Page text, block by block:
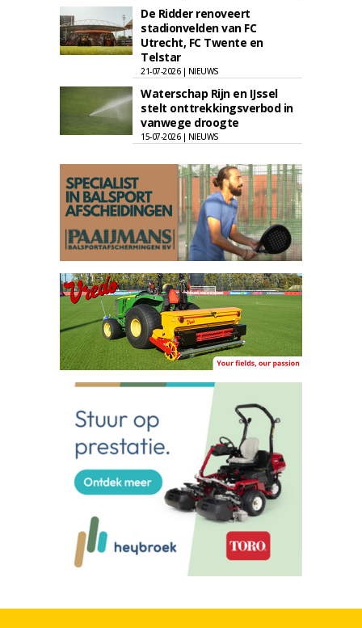
De Ridder renoveert
stadionvelden van FC
Utrecht, FC Twente en
Telstar
21-07-2026 | NIEUWS
Waterschap Rijn en IJssel
stelt onttrekkingsverbod in
vanwege droogte
15-07-2026 | NIEUWS